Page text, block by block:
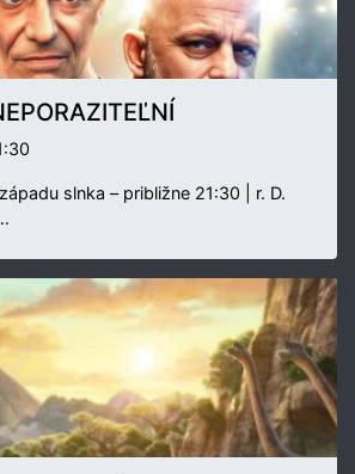
slnka – približne 21:30 | r. D.